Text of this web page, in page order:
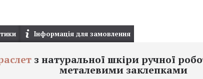
Інформація для замовлення
з натуральної шкіри ручної
металевими заклепками